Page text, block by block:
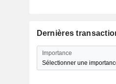
Dernières
Importance
Sélectionner une